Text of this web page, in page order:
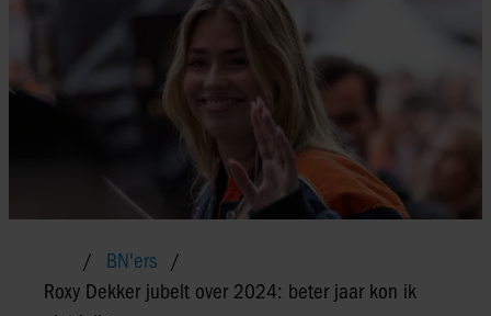
BN'ers
Roxy Dekker jubelt over 2024: beter jaar kon ik